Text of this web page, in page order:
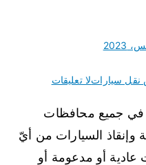
سياراتلا تعليقات
في جميع محافظات
وإنقاذ السيارات من أيّ
أو مدعومة أو